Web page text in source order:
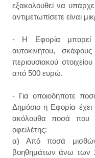
εξακολουθεί να
αντιμετωπίσετε είναι
- Η Εφορία μπορεί
αυτοκινήτου,
περιουσιακού
από 500 ευρώ.
- Για οποιοδήποτε
Δημόσιο η Εφορία
ακόλουθα ποσά που
οφειλέτης:
α) Από ποσά
βοηθημάτων άνω των